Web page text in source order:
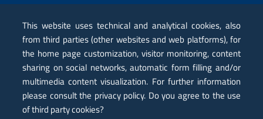
Certified mail PEC
Privacy
Legal notes
Contacts
This website uses technical and analytical cookies, also
from third parties (other websites and web platforms), for
the home page customization, visitor monitoring, content
sharing on social networks, automatic form filling and/or
multimedia content visualization. For further information
please consult the privacy policy. Do you agree to the use
of third party cookies?